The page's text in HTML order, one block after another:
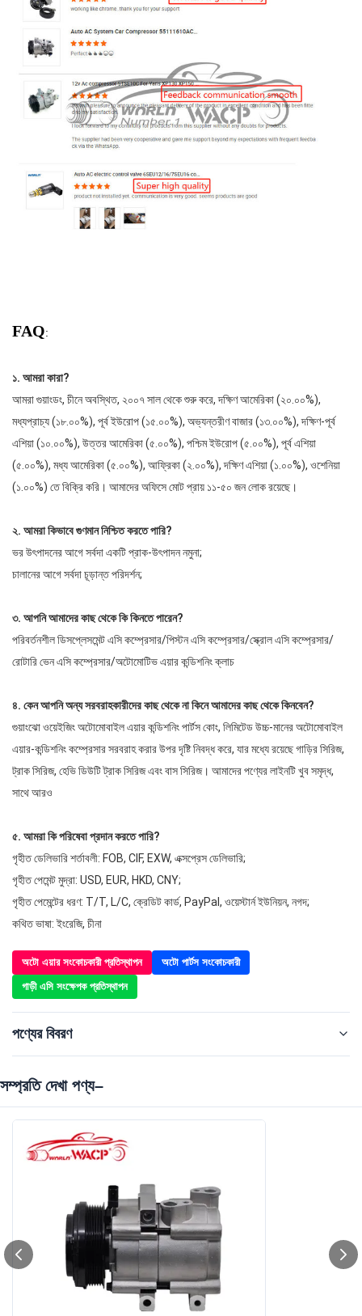
FAQ:
১. আমরা কারা?
আমরা গুয়াংডং, চীনে অবস্থিত, ২০০৭ সাল থেকে শুরু করে, দক্ষিণ আমেরিকা (২০.০০%),
মধ্যপ্রাচ্য (১৮.০০%), পূর্ব ইউরোপ (১৫.০০%), অভ্যন্তরীণ বাজার (১৩.০০%), দক্ষিণ-পূর্ব
এশিয়া (১০.০০%), উত্তর আমেরিকা (৫.০০%), পশ্চিম ইউরোপ (৫.০০%), পূর্ব এশিয়া
(৫.০০%), মধ্য আমেরিকা (৫.০০%), আফ্রিকা (২.০০%), দক্ষিণ এশিয়া (১.০০%), ওশেনিয়া
(১.০০%) তে বিক্রি করি। আমাদের অফিসে মোট প্রায় ১১-৫০ জন লোক রয়েছে।
২. আমরা কিভাবে গুণমান নিশ্চিত করতে পারি?
ভর উৎপাদনের আগে সর্বদা একটি প্রাক-উৎপাদন নমুনা;
চালানের আগে সর্বদা চূড়ান্ত পরিদর্শন;
৩. আপনি আমাদের কাছ থেকে কি কিনতে পারেন?
পরিবর্তনশীল ডিসপ্লেসমেন্ট এসি কম্প্রেসার/পিস্টন এসি কম্প্রেসার/স্ক্রোল এসি কম্প্রেসার/
রোটারি ভেন এসি কম্প্রেসার/অটোমোটিভ এয়ার কন্ডিশনিং ক্লাচ
৪. কেন আপনি অন্য সরবরাহকারীদের কাছ থেকে না কিনে আমাদের কাছ থেকে কিনবেন?
গুয়াংঝো ওয়েইজিং অটোমোবাইল এয়ার কন্ডিশনিং পার্টস কোং, লিমিটেড উচ্চ-মানের অটোমোবাইল
এয়ার-কন্ডিশনিং কম্প্রেসার সরবরাহ করার উপর দৃষ্টি নিবদ্ধ করে, যার মধ্যে রয়েছে গাড়ির সিরিজ,
ট্রাক সিরিজ, হেভি ডিউটি ট্রাক সিরিজ এবং বাস সিরিজ। আমাদের পণ্যের লাইনটি খুব সমৃদ্ধ,
সাথে আরও
৫. আমরা কি পরিষেবা প্রদান করতে পারি?
গৃহীত ডেলিভারি শর্তাবলী: FOB, CIF, EXW, এক্সপ্রেস ডেলিভারি;
গৃহীত পেমেন্ট মুদ্রা: USD, EUR, HKD, CNY;
গৃহীত পেমেন্টের ধরণ: T/T, L/C, ক্রেডিট কার্ড, PayPal, ওয়েস্টার্ন ইউনিয়ন, নগদ;
কথিত ভাষা: ইংরেজি, চীনা
অটো এয়ার সংকোচকারী প্রতিস্থাপন
অটো পার্টস সংকোচকারী
গাড়ী এসি সংক্ষেপক প্রতিস্থাপন
পণ্যের বিবরণ
Type:
Fit For: ক্রাউনভিক্টোরিয়ার জন্য ফোর্ড এক্সপ্লোরারের জন্য মুস্তাংয়ের জন্য
Compressor Number:
Number Of Grooves:
Year Model: 2006-2010
6L2419D629DF/6L2419D629HA/6L2Z19703HA/7R3
সম্প্রতি দেখা পণ্য–